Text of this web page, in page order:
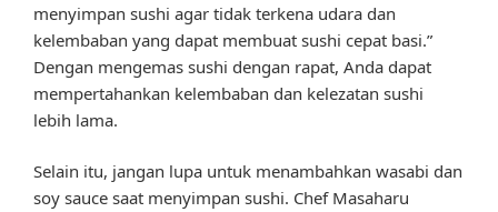
menyimpan sushi agar tidak terkena udara dan
kelembaban yang dapat membuat sushi cepat basi.”
Dengan mengemas sushi dengan rapat, Anda dapat
mempertahankan kelembaban dan kelezatan sushi
lebih lama.
Selain itu, jangan lupa untuk menambahkan wasabi dan
soy sauce saat menyimpan sushi. Chef Masaharu